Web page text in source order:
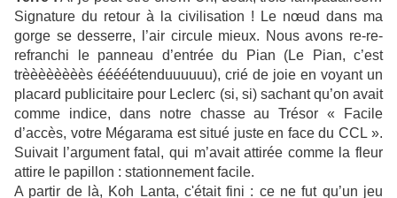
Signature du retour à la civilisation ! Le nœud dans ma
gorge se desserre, l’air circule mieux. Nous avons re-re-
refranchi le panneau d’entrée du Pian (Le Pian, c’est
trèèèèèèèès ééééétenduuuuuu), crié de joie en voyant un
placard publicitaire pour Leclerc (si, si) sachant qu’on avait
comme indice, dans notre chasse au Trésor « Facile
d’accès, votre Mégarama est situé juste en face du CCL ».
Suivait l’argument fatal, qui m’avait attirée comme la fleur
attire le papillon : stationnement facile.
A partir de là, Koh Lanta, c'était fini : ce ne fut qu’un jeu